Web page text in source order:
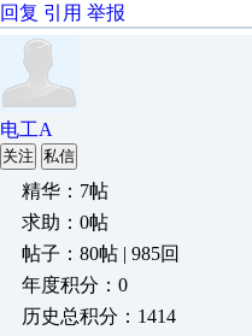
回复 引用 举报
电工A
关注 私信
精华：7帖
求助：0帖
帖子：80帖 | 985回
年度积分：0
历史总积分：1414